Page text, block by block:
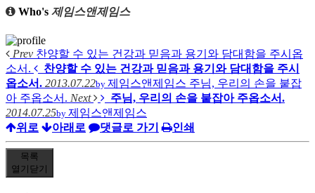
Who's 제임스앤제임스
Prev 찬양할 수 있는 건강과 믿음과 용기와 담대함을 주시옵
소서.
찬양할 수 있는 건강과 믿음과 용기와 담대함을 주시
옵소서. 2013.07.22by 제임스앤제임스 주님, 우리의 손을 붙잡
아 주옵소서. Next
주님, 우리의 손을 붙잡아 주옵소서.
2014.07.25by 제임스앤제임스
위로
아래로 댓글로 가기 인쇄
목록
열기 닫기